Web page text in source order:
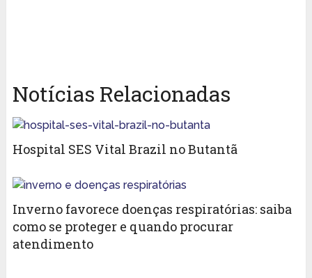
Notícias Relacionadas
Hospital SES Vital Brazil no Butantã
Inverno favorece doenças respiratórias: saiba
como se proteger e quando procurar
atendimento